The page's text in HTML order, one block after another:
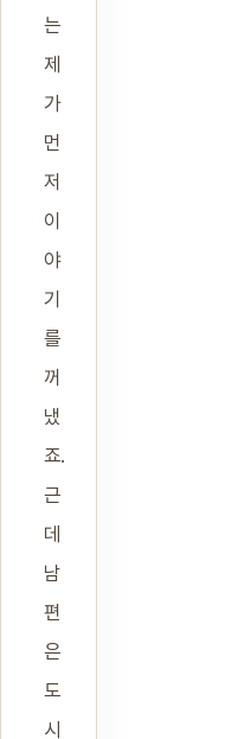
는
제
가
먼
저
이
야
기
를
꺼
냈
죠.
근
데
남
편
은
도
시